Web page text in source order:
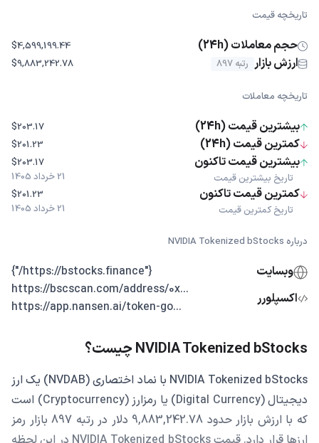
تاریخچه قیمت
حجم معاملات (24h) $4,599,199.44
ارزش بازار رتبه 897 $9,883,242.78
تاریخچه معاملات
بیشترین قیمت (24h) $203.17
کمترین قیمت (24h) $201.23
بیشترین قیمت تاکنون
تاریخ بیشترین قیمت
$203.17
21 خرداد 1405
کمترین قیمت تاکنون
تاریخ کمترین قیمت
$201.23
21 خرداد 1405
درباره NVIDIA Tokenized bStocks
وبسایت
{"https://bstocks.finance/"}
اکسپلورر
...https://bscscan.com/address/0x
...https://app.nansen.ai/token-go
NVIDIA Tokenized bStocks چیست؟
NVIDIA Tokenized bStocks با نماد اختصاری (NVDAB) یک ارز
دیجیتال (Digital Currency) یا رمزارز (Cryptocurrency) است
که با ارزش بازار حدود 9,883,242.78 دلار در رتبه 897 بازار رمز